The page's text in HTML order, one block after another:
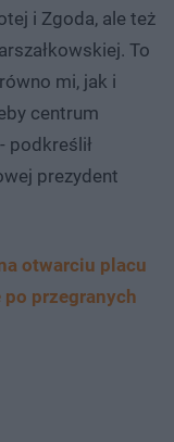
i Zgoda, ale też
To
mi, jak i
centrum
podkreślił
prezydent
otwarciu placu
przegranych